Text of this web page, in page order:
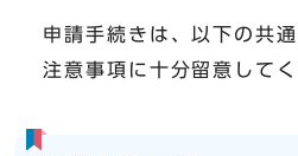
申請手続きは、以下の共
注意事項に十分留意してく